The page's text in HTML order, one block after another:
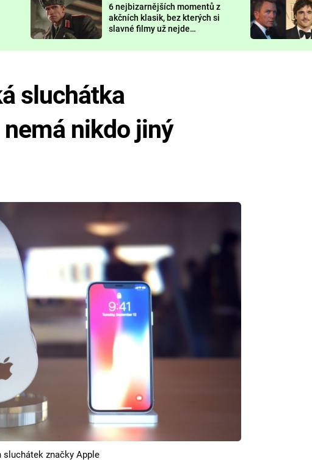
DEADPOOL
6 nejbizarnějších momentů z
akčních klasik, bez kterých si
slavné filmy už nejde
sluchátka
nikdo jiný
sluchátek značky Apple